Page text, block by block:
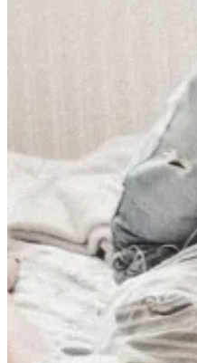
NEWS
SHOP
(0)
No products in